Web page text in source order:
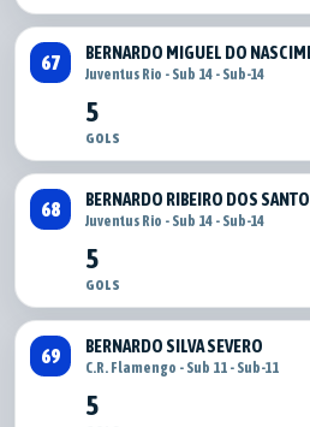
67 BERNARDO MIGUEL DO
Juventus Rio - Sub 14 - Sub-14
5
GOLS
68 BERNARDO RIBEIRO DOS
Juventus Rio - Sub 14 - Sub-14
5
GOLS
69 BERNARDO SILVA SEVERO
C.R. Flamengo - Sub 11 - Sub-11
5